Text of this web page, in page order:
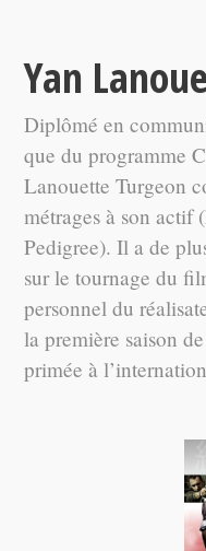
Yan
Diplômé en
que du programme
Lanouette Turgeon
métrages à son actif
Pedigree). Il a de
sur le tournage du
personnel du
la première saison
primée à